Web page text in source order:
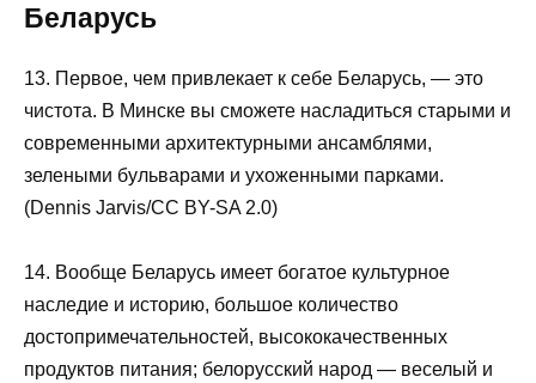
Беларусь
13. Первое, чем привлекает к себе Беларусь, — это
чистота. В Минске вы сможете насладиться старыми и
современными архитектурными ансамблями,
зелеными бульварами и ухоженными парками.
(Dennis Jarvis/CC BY-SA 2.0)
14. Вообще Беларусь имеет богатое культурное
наследие и историю, большое количество
достопримечательностей, высококачественных
продуктов питания; белорусский народ — веселый и